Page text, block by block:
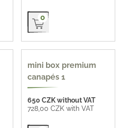
Přidat do košíku
0
mini box premium
canapés 1
650 CZK without VAT
728,00 CZK with VAT